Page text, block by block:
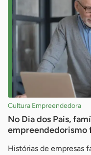
Cultura Empreendedora
No Dia dos Pais,
empreendedorismo
Histórias de empresas